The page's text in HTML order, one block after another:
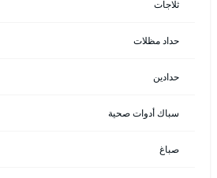
ثلاجات
حداد مظلات
حدادين
سباك أدوات صحية
صباغ